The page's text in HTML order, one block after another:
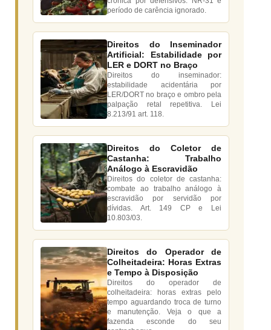
período de carência ignorado.
Direitos do Inseminador
Artificial: Estabilidade por
LER e DORT no Braço
Direitos do inseminador:
estabilidade acidentária por
LER/DORT no braço e ombro pela
palpação retal repetitiva. Lei
8.213/91 art. 118.
Direitos do Coletor de
Castanha: Trabalho
Análogo à Escravidão
Direitos do coletor de castanha:
combate ao trabalho análogo à
escravidão por servidão por
dívidas. Art. 149 CP e Lei
10.803/03.
Direitos do Operador de
Colheitadeira: Horas Extras
e Tempo à Disposição
Direitos do operador de
colheitadeira: horas extras pelo
tempo aguardando troca de turno
e manutenção. Veja o que a
fazenda esconde do seu